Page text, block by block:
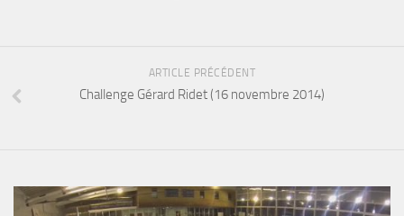
Peinture
ARTICLE PRÉCÉDENT
Challenge Gérard Ridet (16 novembre 2014)